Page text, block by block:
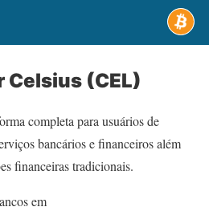
Celsius (CEL)
completa para usuários de
bancários e financeiros além
financeiras tradicionais.
em